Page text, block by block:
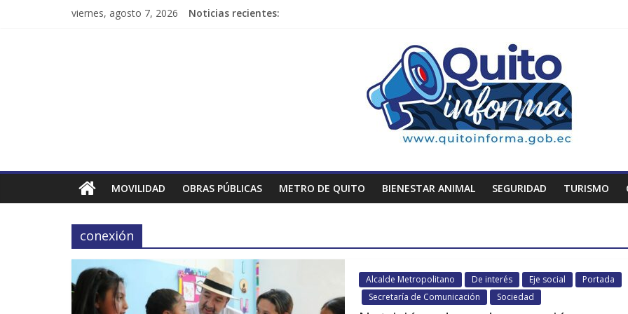
viernes, agosto 7, 2026 Noticias recientes:
MOVILIDAD OBRAS PÚBLICAS METRO DE QUITO BIENESTAR ANIMAL SEGURIDAD TURISMO
conexión
Alcalde Metropolitano De interés Eje social
Portada
Secretaría de Comunicación
Sociedad